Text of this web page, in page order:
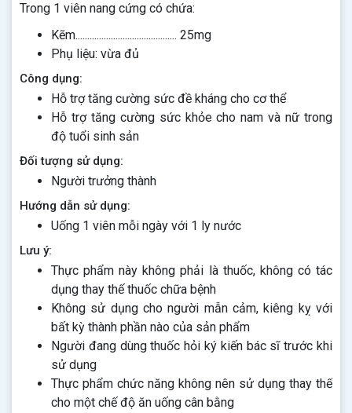
Trong 1 viên nang cứng có chứa:
Kẽm........................................... 25mg
Phụ liệu: vừa đủ
Công dụng:
Hỗ trợ tăng cường sức đề kháng cho cơ thể
Hỗ trợ tăng cường sức khỏe cho nam và nữ trong
độ tuổi sinh sản
Đối tượng sử dụng:
Người trưởng thành
Hướng dẫn sử dụng:
Uống 1 viên mỗi ngày với 1 ly nước
Lưu ý:
Thực phẩm này không phải là thuốc, không có tác
dụng thay thế thuốc chữa bệnh
Không sử dụng cho người mẫn cảm, kiêng kỵ với
bất kỳ thành phần nào của sản phẩm
Người đang dùng thuốc hỏi ký kiến bác sĩ trước khi
sử dụng
Thực phẩm chức năng không nên sử dụng thay thế
cho một chế độ ăn uống cân bằng